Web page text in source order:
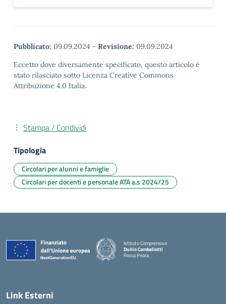
Pubblicato: 09.09.2024 - Revisione: 09.09.2024
Eccetto dove diversamente specificato, questo articolo è
stato rilasciato sotto Licenza Creative Commons
Attribuzione 4.0 Italia.
Stampa / Condividi
Tipologia
Circolari per alunni e famiglie
Circolari per docenti e personale ATA a.s 2024/25
Istituto Comprensivo
Duilio Cambellotti
Rocca Priora
Link Esterni